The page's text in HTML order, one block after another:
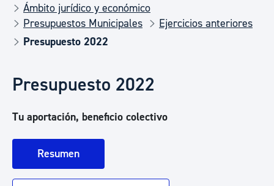
Ámbito jurídico y económico
Presupuestos Municipales
Ejercicios anteriores
Presupuesto 2022
Presupuesto 2022
Tu aportación, beneficio colectivo
Resumen